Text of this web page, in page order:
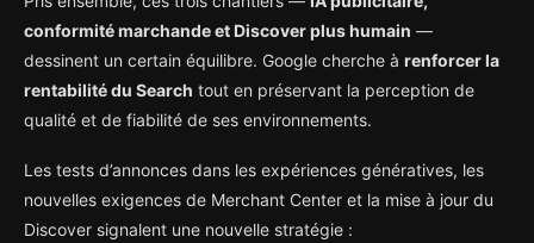
conformité marchande et Discover plus humain —
dessinent un certain équilibre. Google cherche à renforcer la
rentabilité du Search tout en préservant la perception de
qualité et de fiabilité de ses environnements.
Les tests d’annonces dans les expériences génératives, les
nouvelles exigences de Merchant Center et la mise à jour du
Discover signalent une nouvelle stratégie :